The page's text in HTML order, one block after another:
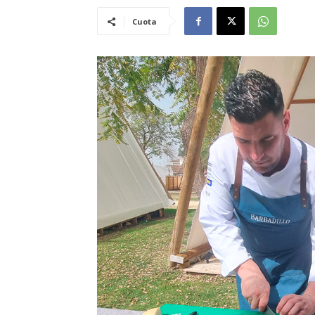
Cuota